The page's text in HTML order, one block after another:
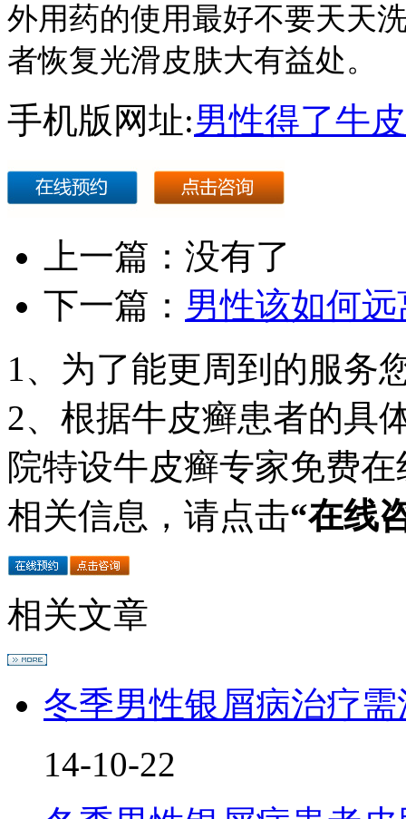
外用药的使用最好不要天天
者恢复光滑皮肤大有益处。
手机版网址:男性得了牛
上一篇：没有了
下一篇： 男性该如何
1、为了能更周到的服务
2、根据牛皮癣患者的具
院特设牛皮癣专家免费
相关信息，请点击“在线
相关文章
冬季男性银屑病治疗
14-10-22